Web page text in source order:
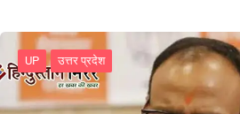
UP उत्तर प्रदेश